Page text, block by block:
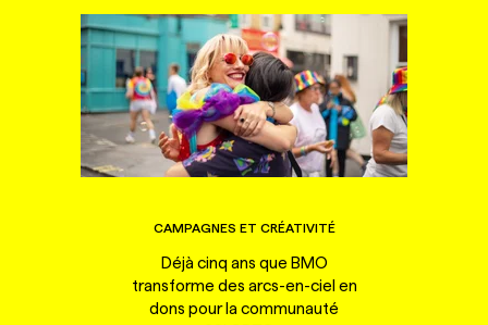
CAMPAGNES ET CRÉATIVITÉ
Déjà cinq ans que BMO
transforme des arcs-en-ciel en
dons pour la communauté